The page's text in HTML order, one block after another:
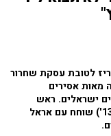
לטובת עסקת שחרור
מאות אסירים
לשחרורם של 40-35 חטופים ישראלים. ראש
הדסק לענייני ערבים צבי יחזקאלי ('חדשות 13') שוחח עם אראל